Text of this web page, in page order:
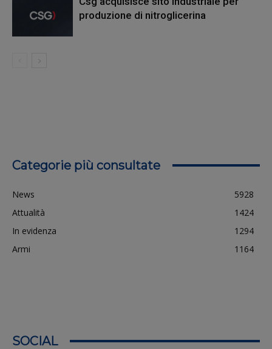
produzione di nitroglicerina
Categorie più consultate
News
5928
Attualità
1424
In evidenza
1294
Armi
1164
SOCIAL